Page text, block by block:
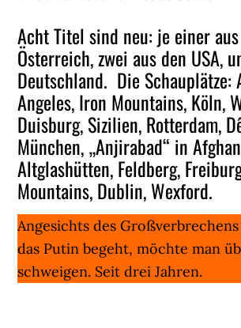
Acht Titel sind neu: je einer
Österreich, zwei aus den USA,
Deutschland. Die Schauplätze:
Angeles, Iron Mountains, Köln,
Duisburg, Sizilien, Rotterdam,
München, „Anjirabad“ in
Altglashütten, Feldberg,
Mountains, Dublin, Wexford.
Angesichts des
das Putin begeht, möchte man
schweigen. Seit drei Jahren.